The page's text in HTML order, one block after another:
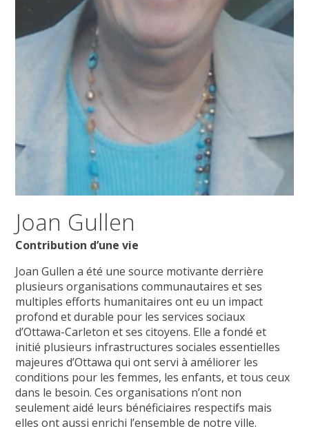
Joan Gullen
Contribution d’une vie
Joan Gullen a été une source motivante derrière
plusieurs organisations communautaires et ses
multiples efforts humanitaires ont eu un impact
profond et durable pour les services sociaux
d’Ottawa-Carleton et ses citoyens. Elle a fondé et
initié plusieurs infrastructures sociales essentielles
majeures d’Ottawa qui ont servi à améliorer les
conditions pour les femmes, les enfants, et tous ceux
dans le besoin. Ces organisations n’ont non
seulement aidé leurs bénéficiaires respectifs mais
elles ont aussi enrichi l’ensemble de notre ville.